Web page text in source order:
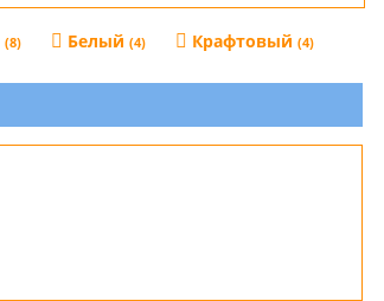
(8) Белый (4) Крафтовый (4)